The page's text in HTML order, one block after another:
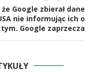
Google zbierał dane
nie informując ich o
tym. Google zaprzecza